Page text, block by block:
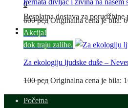
0
Besplatna dostava za porudžbine
Pernata divljač i živina na našem
600рсд Originalna cena je bila:
Akcija!
dok traju zalihe.
Za ekologiju ljudske duše –
100рсд Originalna cena je bila:
Početna